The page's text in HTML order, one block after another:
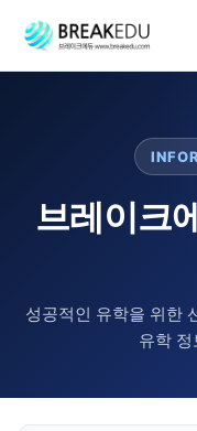
브레이크
성공적인 유학을 위한
유학